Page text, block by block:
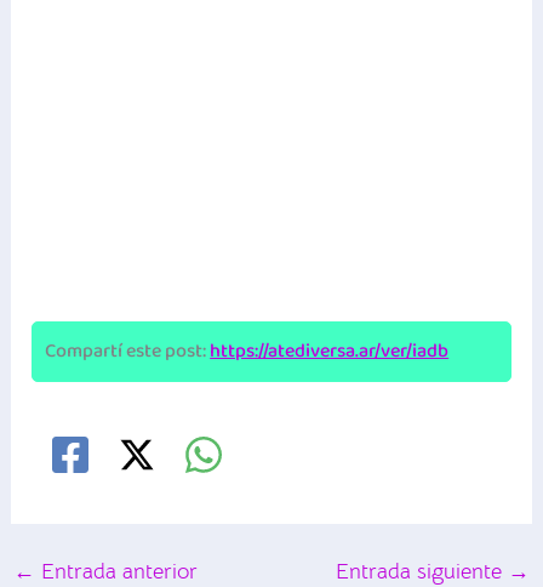
Compartí este post:https://atediversa.ar/ver/iadb
← Entrada anterior Entrada siguiente →